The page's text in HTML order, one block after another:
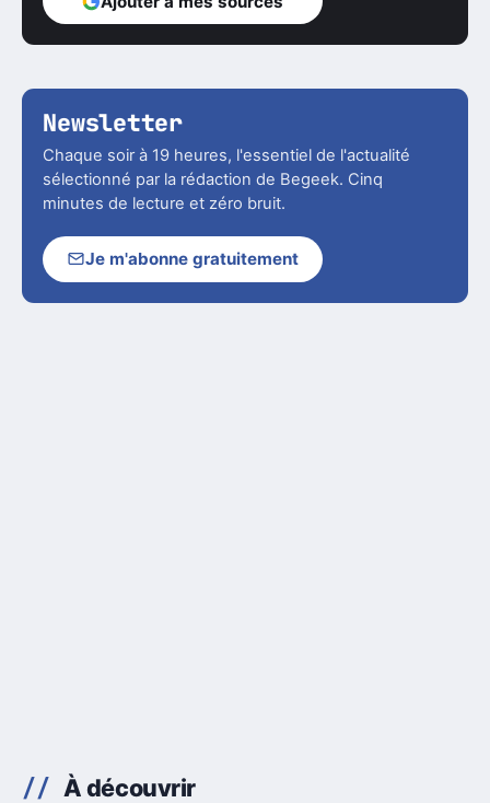
Newsletter
Chaque soir à 19 heures, l'essentiel de l'actualité
sélectionné par la rédaction de Begeek. Cinq
minutes de lecture et zéro bruit.
Je m'abonne gratuitement
À découvrir